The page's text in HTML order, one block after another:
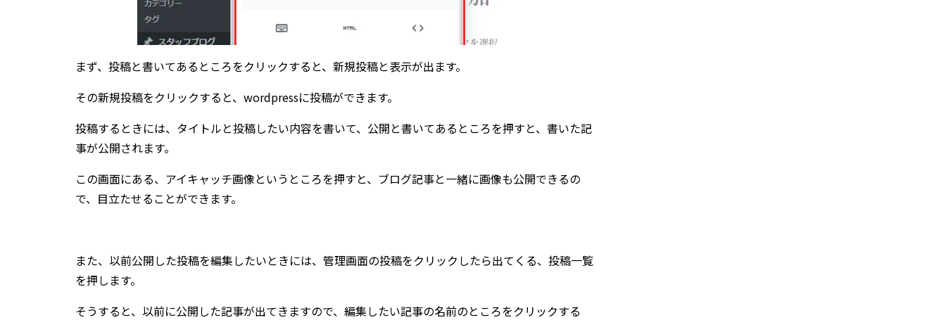
まず、投稿と書いてあるところをクリックすると、新規投稿と表示が出ます。
その新規投稿をクリックすると、wordpressに投稿ができます。
投稿するときには、タイトルと投稿したい内容を書いて、公開と書いてあるところを押すと、書いた記
事が公開されます。
この画面にある、アイキャッチ画像というところを押すと、ブログ記事と一緒に画像も公開できるの
で、目立たせることができます。
また、以前公開した投稿を編集したいときには、管理画面の投稿をクリックしたら出てくる、投稿一覧
を押します。
そうすると、以前に公開した記事が出てきますので、編集したい記事の名前のところをクリックする